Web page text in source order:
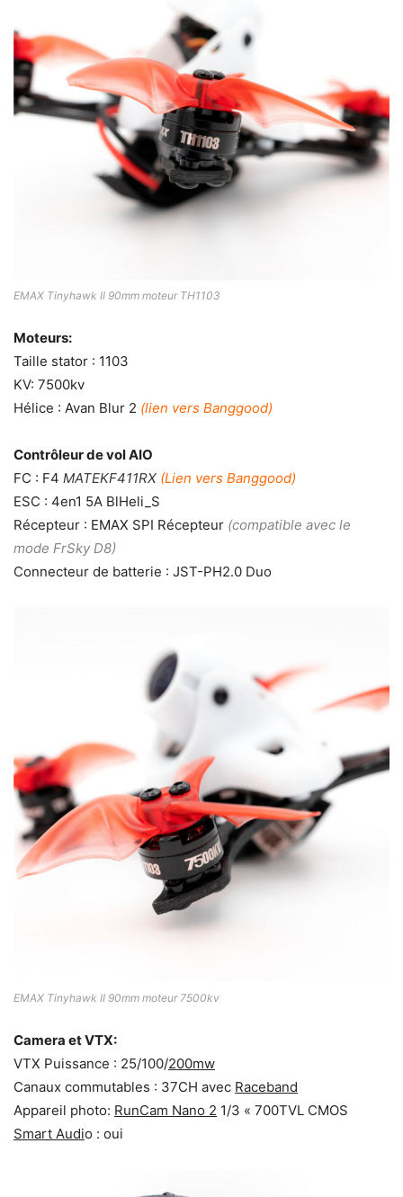
EMAX Tinyhawk II 90mm moteur TH1103
Moteurs:
Taille stator : 1103
KV: 7500kv
Hélice : Avan Blur 2 (lien vers Banggood)
Contrôleur de vol AIO
FC : F4 MATEKF411RX (Lien vers Banggood)
ESC : 4en1 5A BlHeli_S
Récepteur : EMAX SPI Récepteur (compatible avec le
mode FrSky D8)
Connecteur de batterie : JST-PH2.0 Duo
EMAX Tinyhawk II 90mm moteur 7500kv
Camera et VTX:
VTX Puissance : 25/100/200mw
Canaux commutables : 37CH avec Raceband
Appareil photo: RunCam Nano 2 1/3 « 700TVL CMOS
Smart Audio : oui